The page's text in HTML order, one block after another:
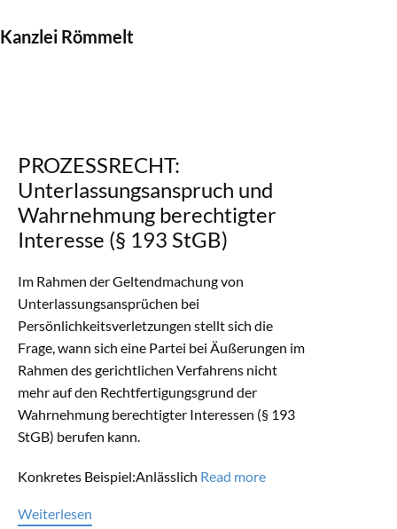
Kanzlei Römmelt
PROZESSRECHT:
Unterlassungsanspruch und
Wahrnehmung berechtigter
Interesse (§ 193 StGB)
Im Rahmen der Geltendmachung von
Unterlassungsansprüchen bei
Persönlichkeitsverletzungen stellt sich die
Frage, wann sich eine Partei bei Äußerungen im
Rahmen des gerichtlichen Verfahrens nicht
mehr auf den Rechtfertigungsgrund der
Wahrnehmung berechtigter Interessen (§ 193
StGB) berufen kann.
Konkretes Beispiel:Anlässlich Read more
Weiterlesen